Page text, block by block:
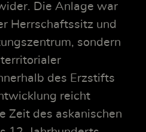
Die Anlage war
Herrschaftssitz und
sondern
des Erzstifts
reicht
Zeit des askanischen